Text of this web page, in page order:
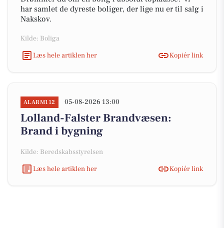
har samlet de dyreste boliger, der lige nu er til salg i
Nakskov.
Kilde: Boliga
Læs hele artiklen her
Kopiér link
ALARM112 05-08-2026 13:00
Lolland-Falster Brandvæsen:
Brand i bygning
Kilde: Beredskabsstyrelsen
Læs hele artiklen her
Kopiér link